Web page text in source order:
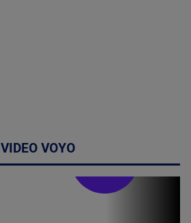
VIDEO VOYO